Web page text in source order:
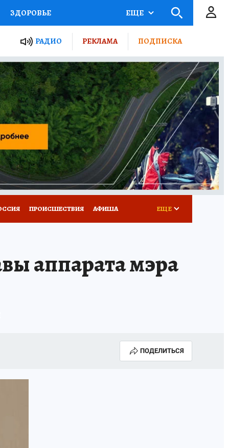
ЗДОРОВЬЕ
РОССИИ АФИША
ПУТЕВОДИТЕЛЬ
ТУРИЗМ
ПОТРЕБИТЕЛЯ ВСЕ О КП
ЕЩЕ
РАДИО РЕКЛАМА ПОДПИСКА
ПРОИСШЕСТВИЯ АФИША ЕЩЕ
аппарата мэра
ПОДЕЛИТЬСЯ